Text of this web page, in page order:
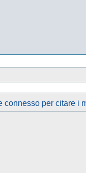
connesso per citare i